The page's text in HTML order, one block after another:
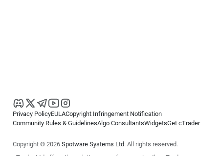
Privacy PolicyEULACopyright Infringement Notification
Community Rules & GuidelinesAlgo ConsultantsWidgetsGet cTrader
Copyright © 2026 Spotware Systems Ltd. All rights reserved.
cTrader Ltd offers through its group of companies the cTrader